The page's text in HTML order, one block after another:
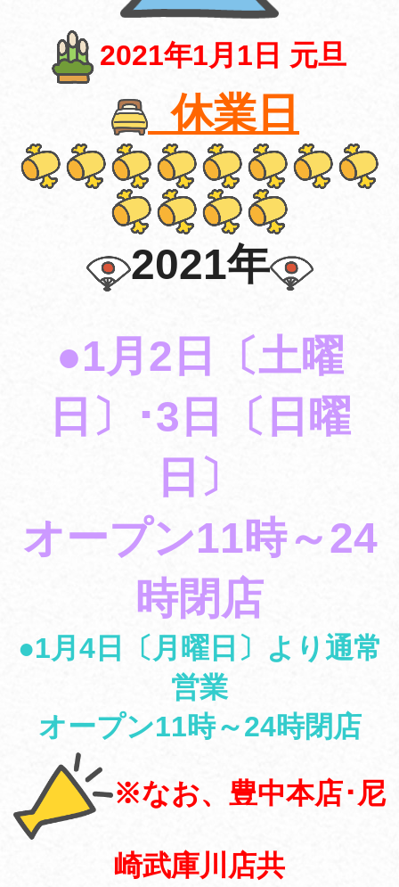
2021年1月1日 元旦
休業日
2021年
●1月2日〔土曜
日〕･3日〔日曜
日〕
オープン11時～24
時閉店
●1月4日〔月曜日〕より通常
営業
オープン11時～24時閉店
※なお、豊中本店･尼
崎武庫川店共